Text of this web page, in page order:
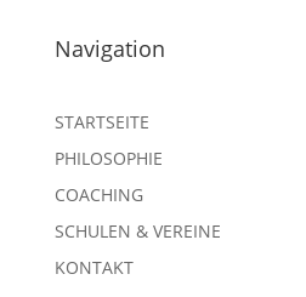
Navigation
STARTSEITE
PHILOSOPHIE
COACHING
SCHULEN & VEREINE
KONTAKT